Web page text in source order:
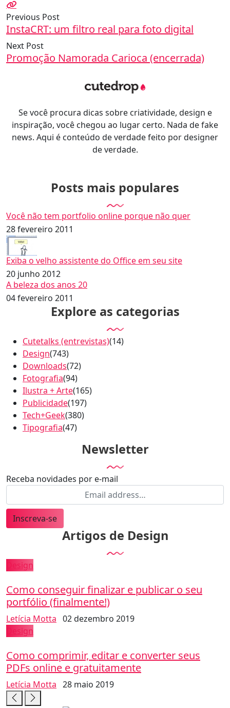
Previous Post
InstaCRT: um filtro real para foto digital
Next Post
Promoção Namorada Carioca (encerrada)
Se você procura dicas sobre criatividade, design e
inspiração, você chegou ao lugar certo. Nada de fake
news. Aqui é conteúdo de verdade feito por designer
de verdade.
Posts mais populares
Você não tem portfolio online porque não quer
28 fevereiro 2011
Exiba o velho assistente do Office em seu site
20 junho 2012
A beleza dos anos 20
04 fevereiro 2011
Explore as categorias
Cutetalks (entrevistas)(14)
Design(743)
Downloads(72)
Fotografia(94)
Ilustra + Arte(165)
Publicidade(197)
Tech+Geek(380)
Tipografia(47)
Newsletter
Receba novidades por e-mail
Inscreva-se
Artigos de Design
Design
Como conseguir finalizar e publicar o seu
portfólio (finalmente!)
Letícia Motta 02 dezembro 2019
Design
Como comprimir, editar e converter seus
PDFs online e gratuitamente
Letícia Motta 28 maio 2019